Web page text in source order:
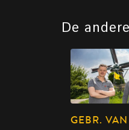
De
GEBR.